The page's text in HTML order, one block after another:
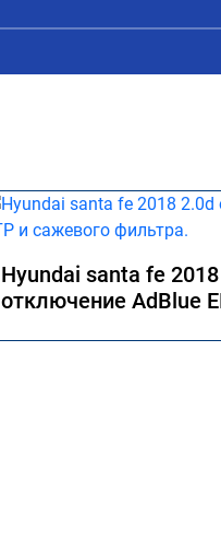
Hyundai santa fe
отключение AdBlue